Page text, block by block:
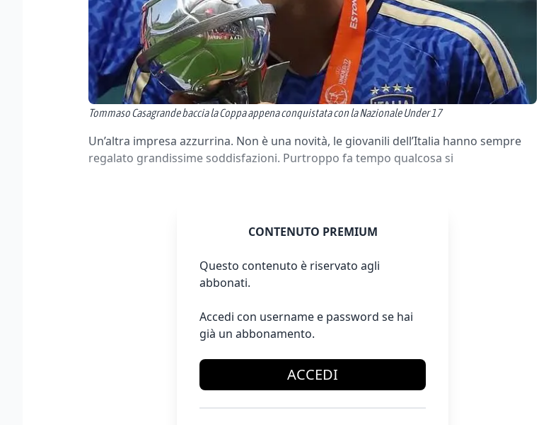
Tommaso Casagrande baccia la Coppa appena conquistata con la Nazionale Under 17
Un’altra impresa azzurrina. Non è una novità, le giovanili dell’Italia hanno sempre
regalato grandissime soddisfazioni. Purtroppo fa tempo qualcosa si
CONTENUTO PREMIUM
Questo contenuto è riservato agli
abbonati.
Accedi con username e password se hai
già un abbonamento.
ACCEDI